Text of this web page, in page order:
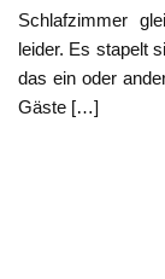
Schlafzimmer
leider. Es stapelt
das ein oder
Gäste […]